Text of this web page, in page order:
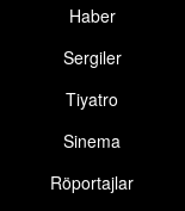
Haber
Sergiler
Tiyatro
Sinema
Röportajlar